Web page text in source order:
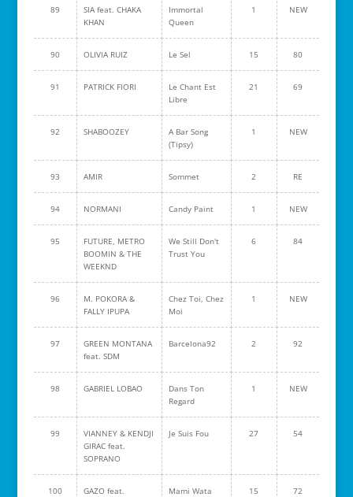
89
SIA feat. CHAKA
KHAN
Immortal
Queen
1 NEW
90 OLIVIA RUIZ Le Sel 15 80
91 PATRICK FIORI
Le Chant Est
Libre
21 69
92 SHABOOZEY
A Bar Song
(Tipsy)
1 NEW
93 AMIR Sommet 2 RE
94 NORMANI Candy Paint 1 NEW
95
FUTURE, METRO
BOOMIN & THE
WEEKND
We Still Don't
Trust You
6 84
96
M. POKORA &
FALLY IPUPA
Chez Toi, Chez
Moi
1 NEW
97
GREEN MONTANA
feat. SDM
Barcelona92 2 92
98 GABRIEL LOBAO
Dans Ton
Regard
1 NEW
99
VIANNEY & KENDJI
GIRAC feat.
SOPRANO
Je Suis Fou 27 54
100
GAZO feat.
Mami Wata 15 72